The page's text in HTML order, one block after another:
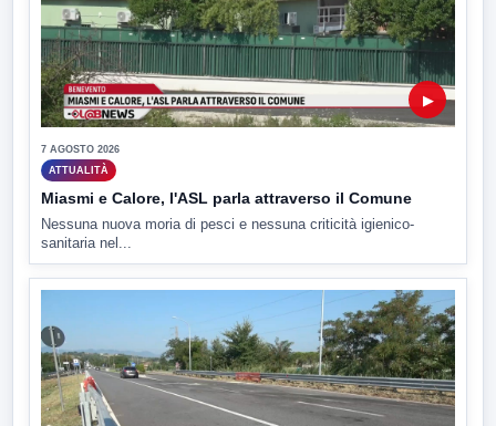
▶
7 AGOSTO 2026
ATTUALITÀ
Miasmi e Calore, l'ASL parla attraverso il Comune
Nessuna nuova moria di pesci e nessuna criticità igienico-
sanitaria nel...